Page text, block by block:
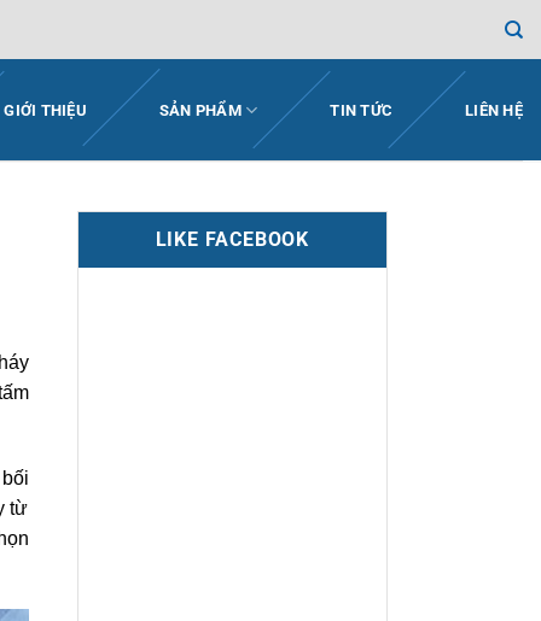
GIỚI THIỆU SẢN PHẨM TIN TỨC LIÊN HỆ
từ
LIKE FACEBOOK